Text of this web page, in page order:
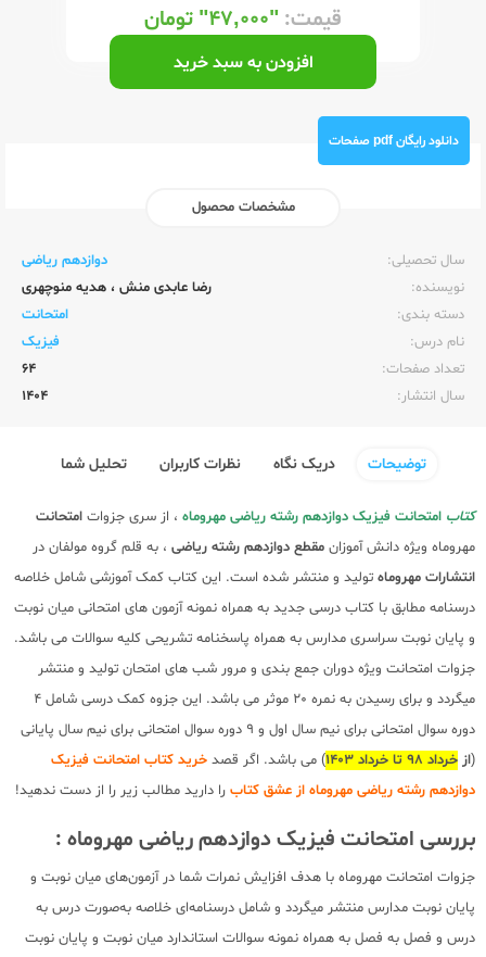
قیمت: "۴۷,۰۰۰" تومان
افزودن به سبد خرید
دانلود رایگان pdf صفحات
مشخصات محصول
سال تحصیلی:‌
دوازدهم ریاضی
نویسنده:‌
رضا عابدی منش ، هدیه منوچهری
دسته بندی:
امتحانت
نام درس:
فیزیک
تعداد صفحات:‌
64
سال انتشار:‌
1404
توضیحات دریک نگاه نظرات کاربران تحلیل شما
کتاب امتحانت فیزیک دوازدهم رشته ریاضی مهروماه ، از سری جزوات امتحانت
مهروماه ویژه دانش آموزان مقطع دوازدهم رشته ریاضی ، به قلم گروه مولفان در
انتشارات مهروماه تولید و منتشر شده است. این کتاب کمک آموزشی شامل خلاصه
درسنامه مطابق با کتاب درسی جدید به همراه نمونه آزمون های امتحانی میان نوبت
و پایان نوبت سراسری مدارس به همراه پاسخنامه تشریحی کلیه سوالات می باشد.
جزوات امتحانت ویژه دوران جمع بندی و مرور شب های امتحان تولید و منتشر
میگردد و برای رسیدن به نمره 20 موثر می باشد. این جزوه کمک درسی شامل 4
دوره سوال امتحانی برای نیم سال اول و 9 دوره سوال امتحانی برای نیم سال پایانی
(از خرداد 98 تا خرداد 1403 ) می باشد. اگر قصد خرید کتاب امتحانت فیزیک
دوازدهم رشته ریاضی مهروماه از عشق کتاب را دارید مطالب زیر را از دست ندهید!
بررسی امتحانت فیزیک دوازدهم ریاضی مهروماه :
جزوات امتحانت مهروماه با هدف افزایش نمرات شما در آزمون‌های میان نوبت و
پایان نوبت مدارس منتشر میگردد و شامل درسنامه‌ای خلاصه به‌صورت درس به
درس و فصل به فصل به همراه نمونه سوالات استاندارد میان نوبت و پایان نوبت